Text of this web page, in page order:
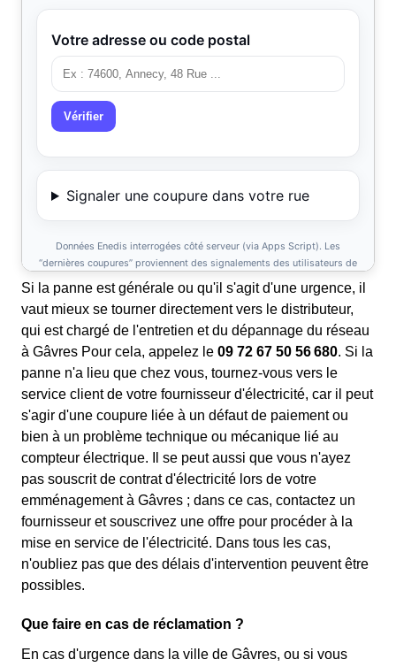
Si la panne est générale ou qu'il s'agit d'une urgence, il
vaut mieux se tourner directement vers le distributeur,
qui est chargé de l'entretien et du dépannage du réseau
à Gâvres Pour cela, appelez le 09 72 67 50 56 680. Si la
panne n'a lieu que chez vous, tournez-vous vers le
service client de votre fournisseur d'électricité, car il peut
s'agir d'une coupure liée à un défaut de paiement ou
bien à un problème technique ou mécanique lié au
compteur électrique. Il se peut aussi que vous n'ayez
pas souscrit de contrat d'électricité lors de votre
emménagement à Gâvres ; dans ce cas, contactez un
fournisseur et souscrivez une offre pour procéder à la
mise en service de l'électricité. Dans tous les cas,
n'oubliez pas que des délais d'intervention peuvent être
possibles.
Que faire en cas de réclamation ?
En cas d'urgence dans la ville de Gâvres, ou si vous